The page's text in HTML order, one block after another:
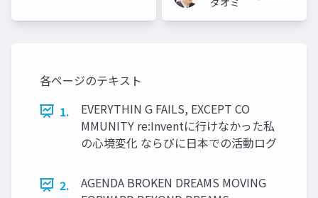
各ページのテキスト
1.
EVERYTHIN G FAILS, EXCEPT CO
MMUNITY re:Inventに行けなかった私
の心境変化 ならびに日本での活動ログ
2.
AGENDA BROKEN DREAMS MOVING